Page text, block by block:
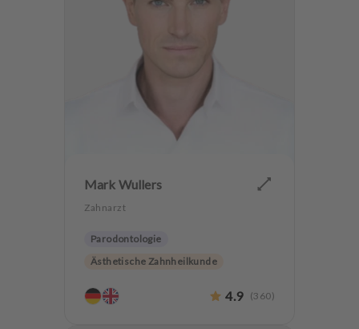
Angstpatienten
Mark Wullers
Zahnarzt
Parodontologie
Ästhetische Zahnheilkunde
Alterszahnheilkunde
4.9 (360)